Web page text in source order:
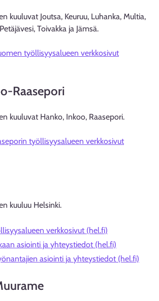
kuuluvat Joutsa, Keuruu, Luhanka, Multia,
Toivakka ja Jämsä.
työllisyysalueen verkkosivut
Raasepori
kuuluvat Hanko, Inkoo, Raasepori.
työllisyysalueen verkkosivut
kuuluu Helsinki.
verkkosivut (hel.fi)
asiointi ja yhteystiedot (hel.fi)
asiointi ja yhteystiedot (hel.fi)